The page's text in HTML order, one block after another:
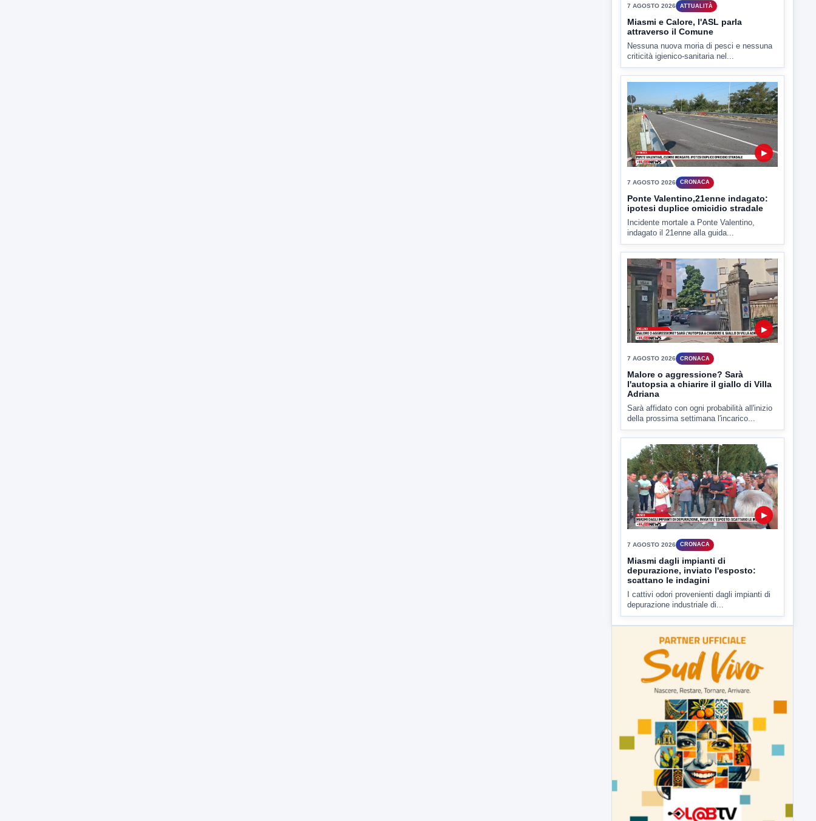
7 AGOSTO 2026 ATTUALITÀ
Miasmi e Calore, l'ASL parla
attraverso il Comune
Nessuna nuova moria di pesci e nessuna
criticità igienico-sanitaria nel...
▶
7 AGOSTO 2026 CRONACA
Ponte Valentino,21enne indagato:
ipotesi duplice omicidio stradale
Incidente mortale a Ponte Valentino,
indagato il 21enne alla guida...
▶
7 AGOSTO 2026 CRONACA
Malore o aggressione? Sarà
l'autopsia a chiarire il giallo di Villa
Adriana
Sarà affidato con ogni probabilità all'inizio
della prossima settimana l'incarico...
▶
7 AGOSTO 2026 CRONACA
Miasmi dagli impianti di
depurazione, inviato l'esposto:
scattano le indagini
I cattivi odori provenienti dagli impianti di
depurazione industriale di...